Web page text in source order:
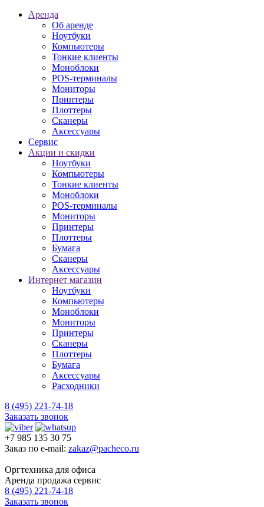
Аренда
Об аренде
Ноутбуки
Компьютеры
Тонкие клиенты
Моноблоки
POS-терминалы
Мониторы
Принтеры
Плоттеры
Сканеры
Аксессуары
Сервис
Акции и скидки
Ноутбуки
Компьютеры
Тонкие клиенты
Моноблоки
POS-терминалы
Мониторы
Принтеры
Плоттеры
Бумага
Сканеры
Аксессуары
Интернет магазин
Ноутбуки
Компьютеры
Моноблоки
Мониторы
Принтеры
Сканеры
Плоттеры
Бумага
Аксессуары
Расходники
8 (495) 221-74-18
Заказать звонок
+7 985 135 30 75
Заказ по e-mail: zakaz@pacheco.ru
Оргтехника для офиса
Аренда продажа сервис
8 (495) 221-74-18
Заказать звонок